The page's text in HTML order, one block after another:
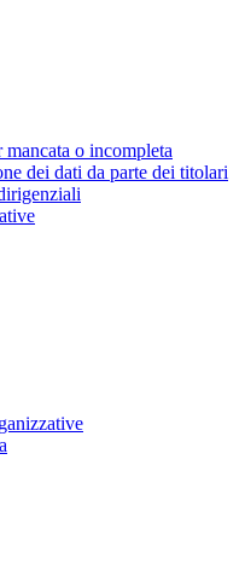
mancata o incompleta
dei dati da parte dei titolari